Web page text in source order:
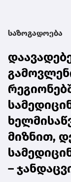
საზოგადოება
მიზნით,
–